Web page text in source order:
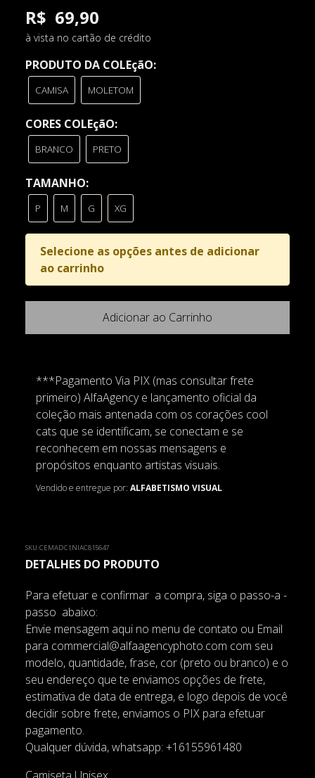
R$ 69,90
à vista no cartão de crédito
PRODUTO DA COLEçãO:
CAMISA MOLETOM
CORES COLEçãO:
BRANCO PRETO
TAMANHO:
P M G XG
Selecione as opções antes de adicionar
ao carrinho
Adicionar ao Carrinho
***Pagamento Via PIX (mas consultar frete
primeiro) AlfaAgency e lançamento oficial da
coleção mais antenada com os corações cool
cats que se identificam, se conectam e se
reconhecem em nossas mensagens e
propósitos enquanto artistas visuais.
Vendido e entregue por: ALFABETISMO VISUAL
SKU:CEMADC'(NIAC815647
DETALHES DO PRODUTO
Para efetuar e confirmar a compra, siga o passo-a -
passo abaixo:
Envie mensagem aqui no menu de contato ou Email
para commercial@alfaagencyphoto.com com seu
modelo, quantidade, frase, cor (preto ou branco) e o
seu endereço que te enviamos opções de frete,
estimativa de data de entrega, e logo depois de você
decidir sobre frete, enviamos o PIX para efetuar
pagamento.
Qualquer dúvida, whatsapp: +16155961480